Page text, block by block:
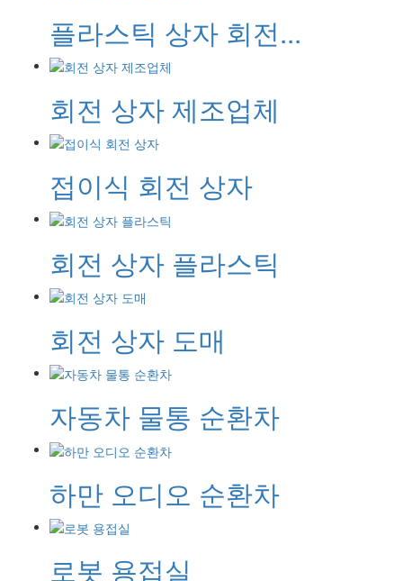
플라스틱 상자 회전...
회전 상자 제조업체
접이식 회전 상자
회전 상자 플라스틱
회전 상자 도매
자동차 물통 순환차
하만 오디오 순환차
로봇 용접실